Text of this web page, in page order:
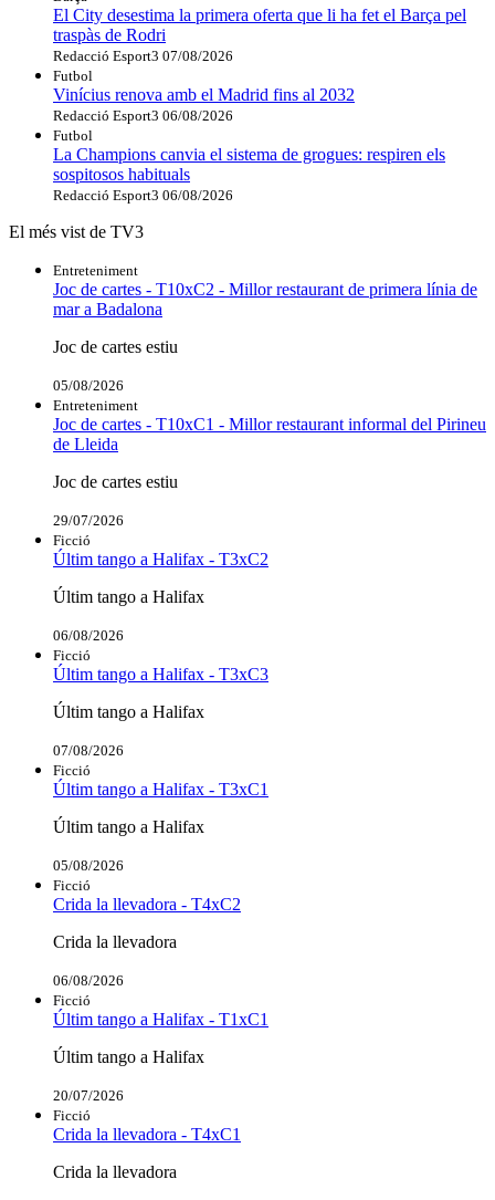
El City desestima la primera oferta que li ha fet el Barça pel
traspàs de Rodri
Redacció Esport3 07/08/2026
Futbol
Vinícius renova amb el Madrid fins al 2032
Redacció Esport3 06/08/2026
Futbol
La Champions canvia el sistema de grogues: respiren els
sospitosos habituals
Redacció Esport3 06/08/2026
El més vist de TV3
Entreteniment
Joc de cartes - T10xC2 - Millor restaurant de primera línia de
mar a Badalona
Joc de cartes estiu
05/08/2026
Entreteniment
Joc de cartes - T10xC1 - Millor restaurant informal del Pirineu
de Lleida
Joc de cartes estiu
29/07/2026
Ficció
Últim tango a Halifax - T3xC2
Últim tango a Halifax
06/08/2026
Ficció
Últim tango a Halifax - T3xC3
Últim tango a Halifax
07/08/2026
Ficció
Últim tango a Halifax - T3xC1
Últim tango a Halifax
05/08/2026
Ficció
Crida la llevadora - T4xC2
Crida la llevadora
06/08/2026
Ficció
Últim tango a Halifax - T1xC1
Últim tango a Halifax
20/07/2026
Ficció
Crida la llevadora - T4xC1
Crida la llevadora